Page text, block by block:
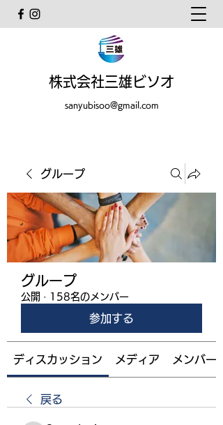
株式会社三雄ビソオ
sanyubisoo@gmail.com
グループ
グループ
公開 · 158名のメンバー
参加する
ディスカッション メディア メンバー
戻る